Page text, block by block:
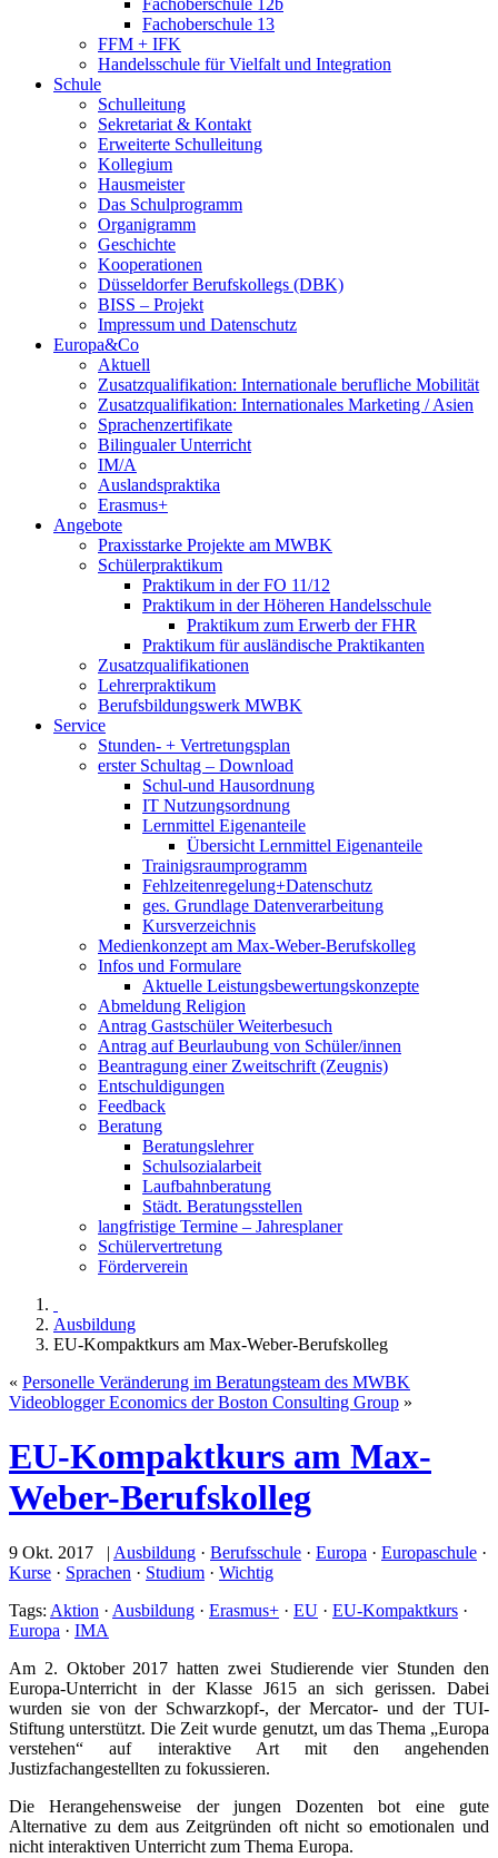
Fachoberschule 13
FFM + IFK
Handelsschule für Vielfalt und Integration
Schule
Schulleitung
Sekretariat & Kontakt
Erweiterte Schulleitung
Kollegium
Hausmeister
Das Schulprogramm
Organigramm
Geschichte
Kooperationen
Düsseldorfer Berufskollegs (DBK)
BISS – Projekt
Impressum und Datenschutz
Europa&Co
Aktuell
Zusatzqualifikation: Internationale berufliche Mobilität
Zusatzqualifikation: Internationales Marketing / Asien
Sprachenzertifikate
Bilingualer Unterricht
IM/A
Auslandspraktika
Erasmus+
Angebote
Praxisstarke Projekte am MWBK
Schülerpraktikum
Praktikum in der FO 11/12
Praktikum in der Höheren Handelsschule
Praktikum zum Erwerb der FHR
Praktikum für ausländische Praktikanten
Zusatzqualifikationen
Lehrerpraktikum
Berufsbildungswerk MWBK
Service
Stunden- + Vertretungsplan
erster Schultag – Download
Schul-und Hausordnung
IT Nutzungsordnung
Lernmittel Eigenanteile
Übersicht Lernmittel Eigenanteile
Trainigsraumprogramm
Fehlzeitenregelung+Datenschutz
ges. Grundlage Datenverarbeitung
Kursverzeichnis
Medienkonzept am Max-Weber-Berufskolleg
Infos und Formulare
Aktuelle Leistungsbewertungskonzepte
Abmeldung Religion
Antrag Gastschüler Weiterbesuch
Antrag auf Beurlaubung von Schüler/innen
Beantragung einer Zweitschrift (Zeugnis)
Entschuldigungen
Feedback
Beratung
Beratungslehrer
Schulsozialarbeit
Laufbahnberatung
Städt. Beratungsstellen
langfristige Termine – Jahresplaner
Schülervertretung
Förderverein
Ausbildung
EU-Kompaktkurs am Max-Weber-Berufskolleg
« Personelle Veränderung im Beratungsteam des MWBK
Videoblogger Economics der Boston Consulting Group »
EU-Kompaktkurs am Max-
Weber-Berufskolleg
9 Okt. 2017 | Ausbildung · Berufsschule · Europa · Europaschule ·
Kurse · Sprachen · Studium · Wichtig
Tags: Aktion · Ausbildung · Erasmus+ · EU · EU-Kompaktkurs ·
Europa · IMA
Am 2. Oktober 2017 hatten zwei Studierende vier Stunden den
Europa-Unterricht in der Klasse J615 an sich gerissen. Dabei
wurden sie von der Schwarzkopf-, der Mercator- und der TUI-
Stiftung unterstützt. Die Zeit wurde genutzt, um das Thema „Europa
verstehen“ auf interaktive Art mit den angehenden
Justizfachangestellten zu fokussieren.
Die Herangehensweise der jungen Dozenten bot eine gute
Alternative zu dem aus Zeitgründen oft nicht so emotionalen und
nicht interaktiven Unterricht zum Thema Europa.